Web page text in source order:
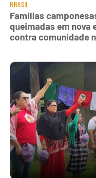
BRASIL
Famílias
queimadas em nova
contra comunidade